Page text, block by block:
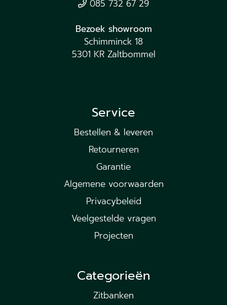
085 732 67 29
Bezoek showroom
Schimminck 18
5301 KR Zaltbommel
Service
Bestellen & leveren
Retourneren
Garantie
Algemene voorwaarden
Privacybeleid
Veelgestelde vragen
Projecten
Categorieën
Zitbanken